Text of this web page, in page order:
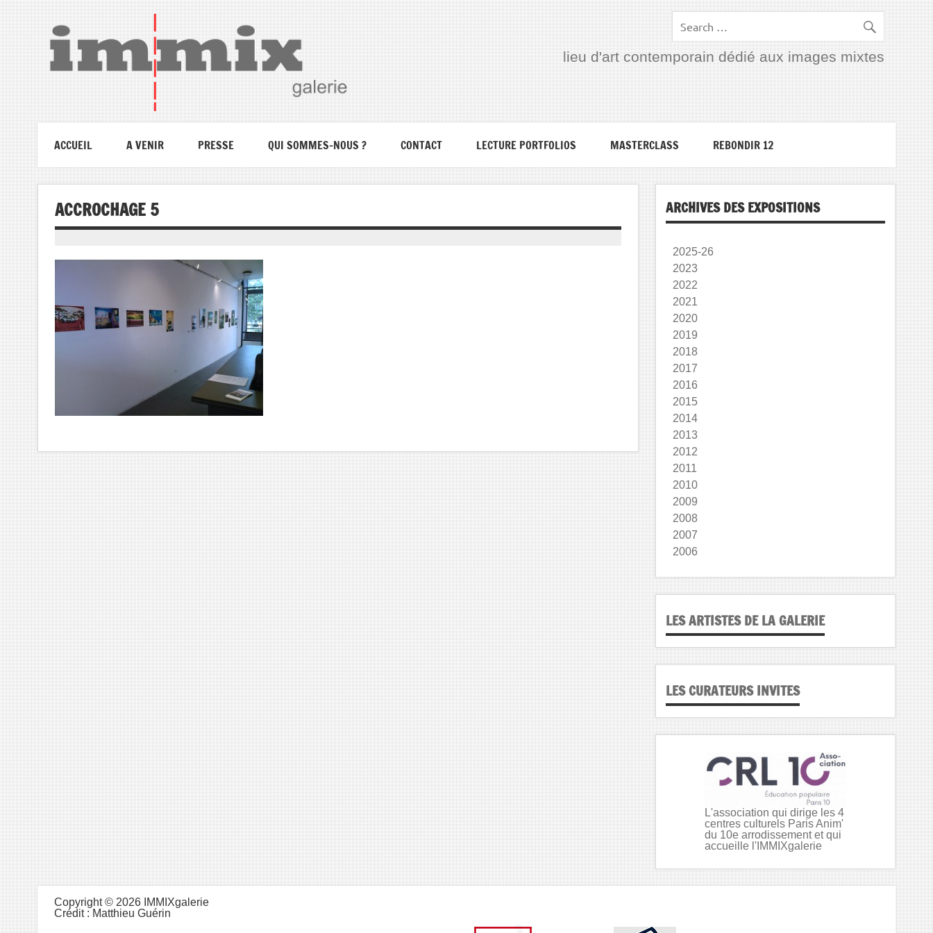
lieu d'art contemporain dédié aux images mixtes
ACCUEIL A VENIR PRESSE QUI SOMMES-NOUS ? CONTACT LECTURE PORTFOLIOS MASTERCLASS REBONDIR 12
ACCROCHAGE 5 ARCHIVES DES EXPOSITIONS
2025-26
2023
2022
2021
2020
2019
2018
2017
2016
2015
2014
2013
2012
2011
2010
2009
2008
2007
2006
LES ARTISTES DE LA GALERIE
LES CURATEURS INVITES
L'association qui dirige les 4
centres culturels Paris Anim'
du 10e arrodissement et qui
accueille l'IMMIXgalerie
Copyright © 2026 IMMIXgalerie
Crédit : Matthieu Guérin